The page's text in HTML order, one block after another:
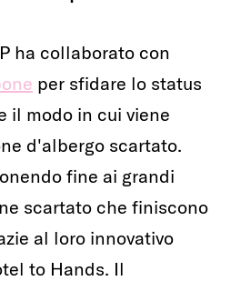
ha collaborato con
per sfidare lo status
il modo in cui viene
d'albergo scartato.
fine ai grandi
scartato che finiscono
al loro innovativo
to Hands. Il